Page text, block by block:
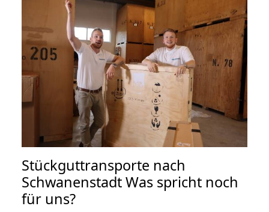
Stückguttransporte nach
Schwanenstadt Was spricht noch
für uns?